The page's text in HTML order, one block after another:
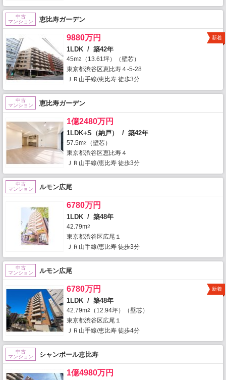
中古
マンション
恵比寿ガーデン
9880万円
1LDK / 築42年
45m2
（13.61坪）（壁芯）
東京都渋谷区恵比寿４-5-28
ＪＲ山手線/恵比寿 徒歩3分
新着
中古
マンション
恵比寿ガーデン
1億2480万円
1LDK+S（納戸） / 築42年
57.5m2
（壁芯）
東京都渋谷区恵比寿４
ＪＲ山手線/恵比寿 徒歩3分
中古
マンション
ルモン広尾
6780万円
1LDK / 築48年
42.79m2
東京都渋谷区広尾１
ＪＲ山手線/恵比寿 徒歩3分
中古
マンション
ルモン広尾
6780万円
1LDK / 築48年
42.79m2
（12.94坪）（壁芯）
東京都渋谷区広尾１
ＪＲ山手線/恵比寿 徒歩4分
新着
中古
マンション
シャンボール恵比寿
1億4980万円